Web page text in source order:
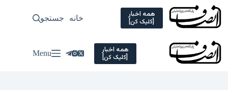
Skip
content
همه اخبار
[کلیک کن] خانه سیاسی
جستجو
همه اخبار
[کلیک کن] Menu